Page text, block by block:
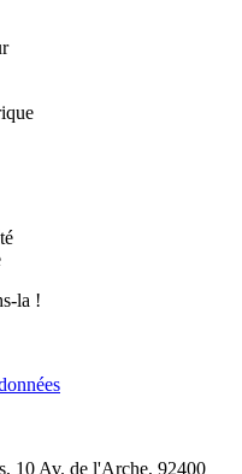
la !
10 Av. de l'Arche, 92400